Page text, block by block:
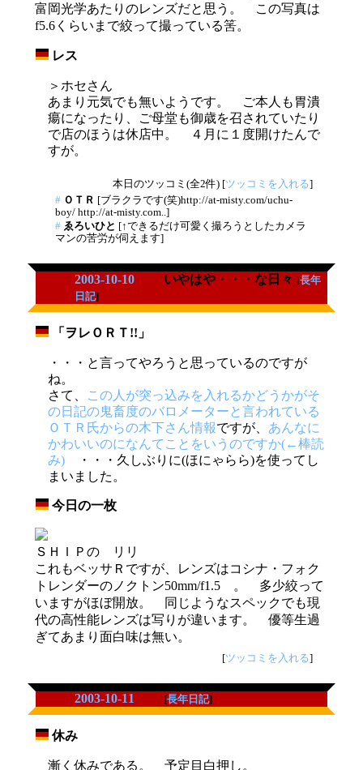
富岡光学あたりのレンズだと思う。 この写真は
f5.6くらいまで絞って撮っている筈。
レス
＞ホセさん
あまり元気でも無いようです。 ご本人も胃潰
瘍になったり、ご母堂も御歳を召されていたり
で店のほうは休店中。 ４月に１度開けたんで
すが。
本日のツッコミ(全2件) [ツッコミを入れる]
# ＯＴＲ [ブラクラです(笑)http://at-misty.com/uchu-
boy/ http://at-misty.com..]
# ゑろいひと [↑できるだけ可愛く撮ろうとしたカメラ
マンの苦労が伺えます]
2003-10-10 いやはや・・・な日々 [長年
日記]
「ヲレＯＲＴ!!」
・・・と言ってやろうと思っているのですが
ね。
さて、
この人が突っ込みを入れるかどうかがそ
の日記の鬼畜度のバロメーターと言われている
ＯＴＲ氏からの木下さん情報ですが、 あんなに
かわいいのになんてことをいうのですか(←棒読
み)・・・久しぶりに(ほにゃらら)を使ってし
まいました。
今日の一枚
ＳＨＩＰの リリ
これもベッサＲですが、レンズはコシナ・フォク
トレンダーのノクトン50mm/f1.5 。 多少絞って
いますがほぼ開放。 同じようなスペックでも現
代の高性能レンズは写りが違います。 優等生過
ぎてあまり面白味は無い。
[ツッコミを入れる]
2003-10-11 [長年日記]
休み
漸く休みである。 予定目白押し。